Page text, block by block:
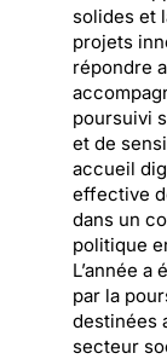
solides et
projets
répondre
poursuivi
et de
accueil
effective
dans un
politique
L’année a
par la
destinées
secteur